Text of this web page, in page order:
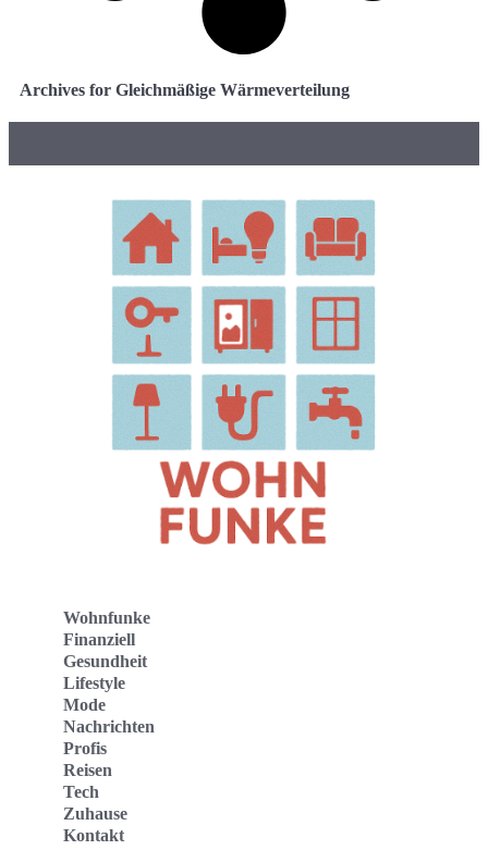
Archives for Gleichmäßige Wärmeverteilung
Wohnfunke
Finanziell
Gesundheit
Lifestyle
Mode
Nachrichten
Profis
Reisen
Tech
Zuhause
Kontakt